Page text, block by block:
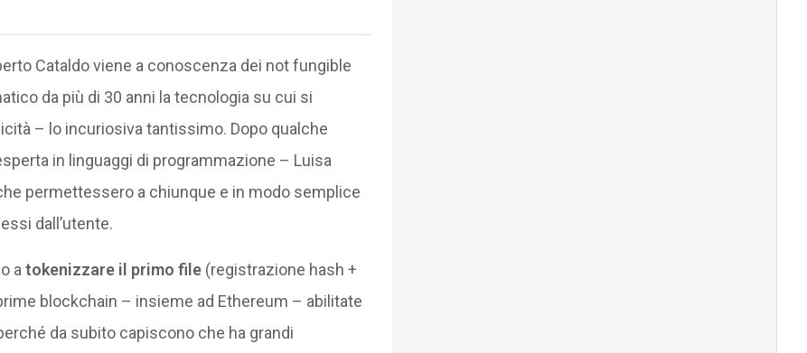
Cataldo viene a conoscenza dei not fungible
da più di 30 anni la tecnologia su cui si
– lo incuriosiva tantissimo. Dopo qualche
in linguaggi di programmazione – Luisa
permettessero a chiunque e in modo semplice
dall’utente.
a tokenizzare il primo file(registrazione hash +
blockchain – insieme ad Ethereum – abilitate
da subito capiscono che ha grandi